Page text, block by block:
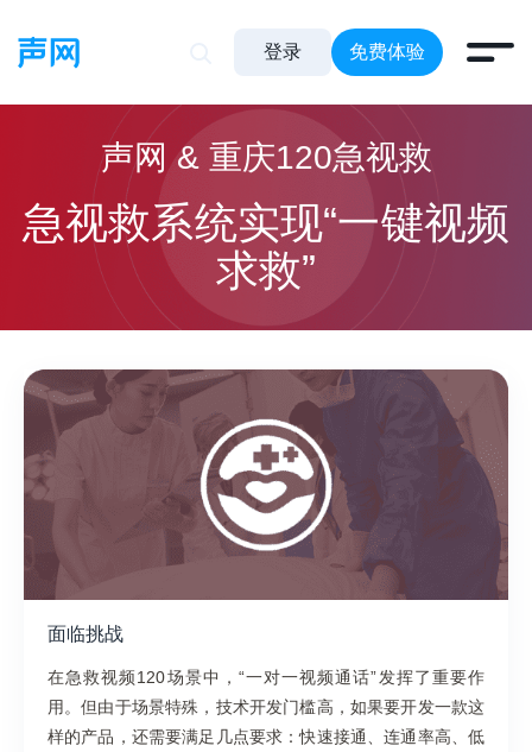
登录 免费体验
声网 & 重庆120急视救
急视救系统实现“一键视频
求救”
面临挑战
在急救视频120场景中，“一对一视频通话”发挥了重要作
用。但由于场景特殊，技术开发门槛高，如果要开发一款这
样的产品，还需要满足几点要求：快速接通、连通率高、低